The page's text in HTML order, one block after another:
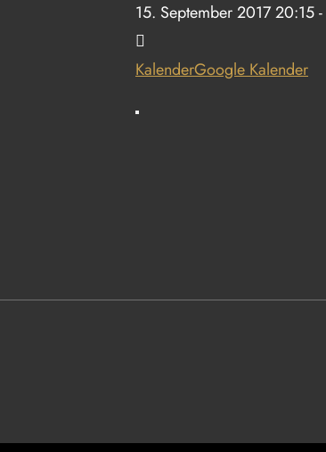
15. September 201720:15-
KalenderGoogle Kalender